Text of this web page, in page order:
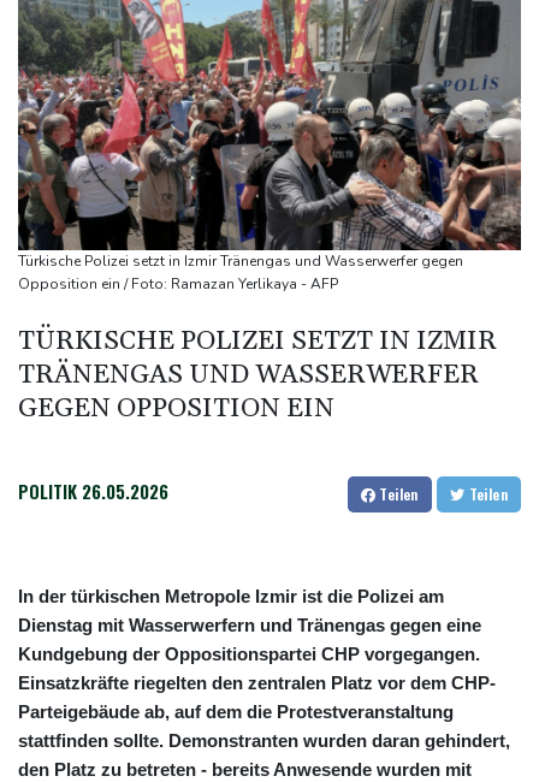
Iran stellt harte Bedingungen für Öffnung der Straße von
Hormus
Trauerflor und Schweigeminute: Inter Miami trauert mit Messi
WTA: Sabalenka scheitert überraschend in Toronto
Zwei Bombenanschläge in Kolumbien an erstem Tag im Amt des
neuen Präsidenten Espriella
Busemann: Kein EM-Titel für Neugebauer wäre "eine
Enttäuschung"
Becker: Wer mehr will als Klassenerhalt hat "Fehler im Kopf"
Sohn: Krebs von Ex-Präsident Joe Biden hat sich ausgebreitet
und Metastasen gebildet
Bilger: Boni von Bahn-Managern werden an Einhaltung der
Vorgaben des Bundes geknüpft
Türkische Polizei setzt in Izmir Tränengas und Wasserwerfer gegen
Opposition ein / Foto: Ramazan Yerlikaya - AFP
TÜRKISCHE POLIZEI SETZT IN IZMIR
TRÄNENGAS UND WASSERWERFER
GEGEN OPPOSITION EIN
POLITIK 26.05.2026 Teilen Teilen
In der türkischen Metropole Izmir ist die Polizei am
Dienstag mit Wasserwerfern und Tränengas gegen eine
Kundgebung der Oppositionspartei CHP vorgegangen.
Einsatzkräfte riegelten den zentralen Platz vor dem CHP-
Parteigebäude ab, auf dem die Protestveranstaltung
stattfinden sollte. Demonstranten wurden daran gehindert,
den Platz zu betreten - bereits Anwesende wurden mit